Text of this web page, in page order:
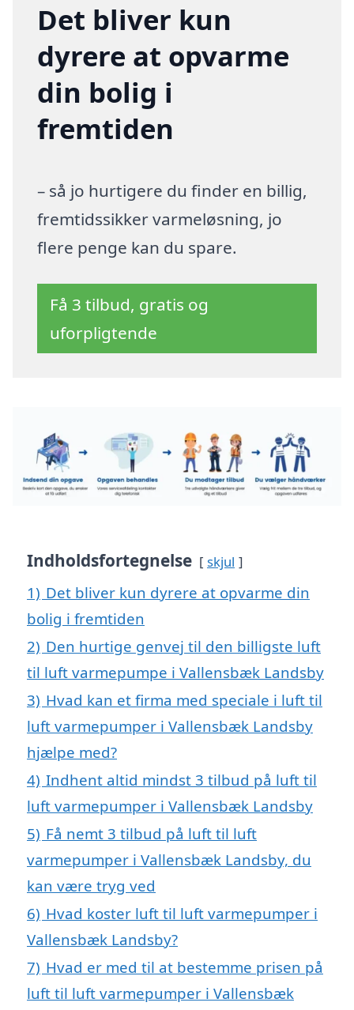
Det bliver kun
dyrere at opvarme
din bolig i
fremtiden
– så jo hurtigere du finder en billig,
fremtidssikker varmeløsning, jo
flere penge kan du spare.
Få 3 tilbud, gratis og
uforpligtende
Indholdsfortegnelse skjul
1) Det bliver kun dyrere at opvarme din
bolig i fremtiden
2) Den hurtige genvej til den billigste luft
til luft varmepumpe i Vallensbæk Landsby
3) Hvad kan et firma med speciale i luft til
luft varmepumper i Vallensbæk Landsby
hjælpe med?
4) Indhent altid mindst 3 tilbud på luft til
luft varmepumper i Vallensbæk Landsby
5) Få nemt 3 tilbud på luft til luft
varmepumper i Vallensbæk Landsby, du
kan være tryg ved
6) Hvad koster luft til luft varmepumper i
Vallensbæk Landsby?
7) Hvad er med til at bestemme prisen på
luft til luft varmepumper i Vallensbæk